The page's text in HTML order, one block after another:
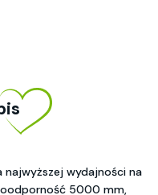
wydajności na
5000 mm,